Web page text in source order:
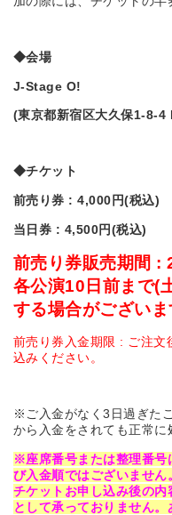
◆会場
J-Stage O!
(東京都新宿区大久保1-8-4
◆チケット
前売り券 : 4,000円(税込)
当日券 : 4,500円(税込)
前売り券販売期間 :
各公演10日前まで(
する場合がございま
前売り券入金期限 : ご注文
込みください。
※ご入金がなく3日過ぎた
から入金をされても正常に
※座席番号または整理番号
び入金順ではございません
チケットお申し込み後の
として承っておりません。